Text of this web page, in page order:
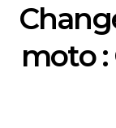
moto